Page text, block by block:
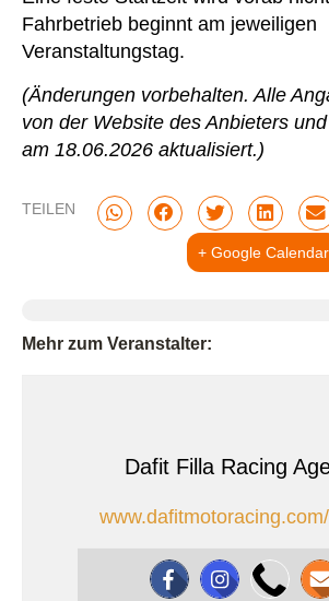
Fahrbetrieb beginnt am jeweiligen
Veranstaltungstag.
(Änderungen vorbehalten. Alle
von der Website des Anbieters
am 18.06.2026 aktualisiert.)
TEILEN
+ Google Calendar
Mehr zum Veranstalter:
Dafit Filla Racing